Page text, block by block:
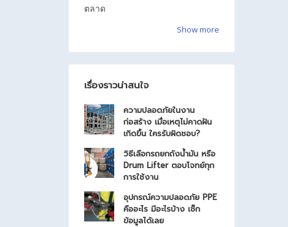
ตลาด
Show more
เรื่องราวน่าสนใจ
ความปลอดภัยในงาน
ก่อสร้าง เมื่อเหตุไม่คาดฝัน
เกิดขึ้น ใครรับผิดชอบ?
วิธีเลือกรถยกถังน้ำมัน หรือ
Drum Lifter ตอบโจทย์ทุก
การใช้งาน
อุปกรณ์ความปลอดภัย PPE
คืออะไร มีอะไรบ้าง เช็ก
ข้อมูลได้เลย